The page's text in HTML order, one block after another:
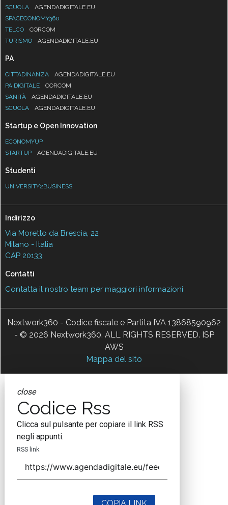
SCUOLA
AGENDADIGITALE.EU
SPACECONOMY360
TELCO
CORCOM
TURISMO
AGENDADIGITALE.EU
PA
CITTADINANZA
AGENDADIGITALE.EU
PA DIGITALE
CORCOM
SANITÀ
AGENDADIGITALE.EU
SCUOLA
AGENDADIGITALE.EU
Startup e Open Innovation
ECONOMYUP
STARTUP
AGENDADIGITALE.EU
Studenti
UNIVERSITY2BUSINESS
Indirizzo
Via Moretto da Brescia, 22
Milano - Italia
CAP 20133
Contatti
Contatta il nostro team per maggiori informazioni
Nextwork360 - Codice fiscale e Partita IVA 13868590962
- © 2026 Nextwork360. ALL RIGHTS RESERVED. ISP
AWS
Mappa del sito
close
Codice Rss
Clicca sul pulsante per copiare il link RSS
negli appunti.
RSS link
COPIA LINK